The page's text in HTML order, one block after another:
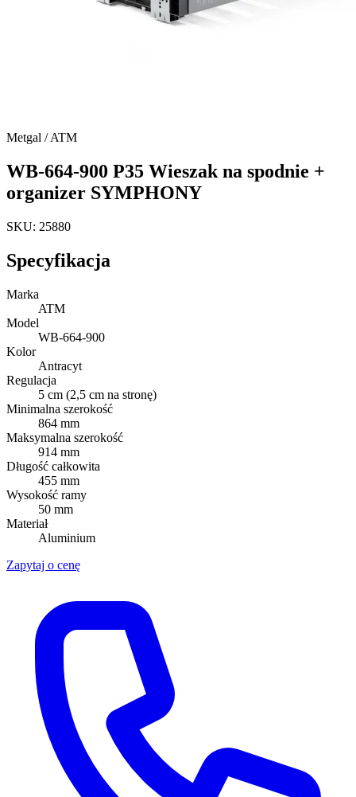
Metgal / ATM
WB-664-900 P35 Wieszak na spodnie +
organizer SYMPHONY
SKU: 25880
Specyfikacja
Marka
ATM
Model
WB-664-900
Kolor
Antracyt
Regulacja
5 cm (2,5 cm na stronę)
Minimalna szerokość
864 mm
Maksymalna szerokość
914 mm
Długość całkowita
455 mm
Wysokość ramy
50 mm
Materiał
Aluminium
Zapytaj o cenę